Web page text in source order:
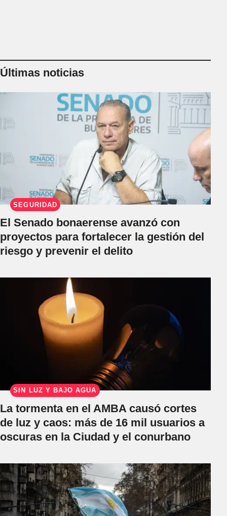
Últimas noticias
SEGURIDAD
El Senado bonaerense avanzó con
proyectos para fortalecer la gestión del
riesgo y prevenir el delito
SIN LUZ Y BAJO AGUA
La tormenta en el AMBA causó cortes
de luz y caos: más de 16 mil usuarios a
oscuras en la Ciudad y el conurbano